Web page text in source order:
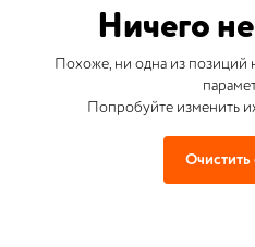
Ничего
Похоже, ни одна из позиций
Попробуйте изменить